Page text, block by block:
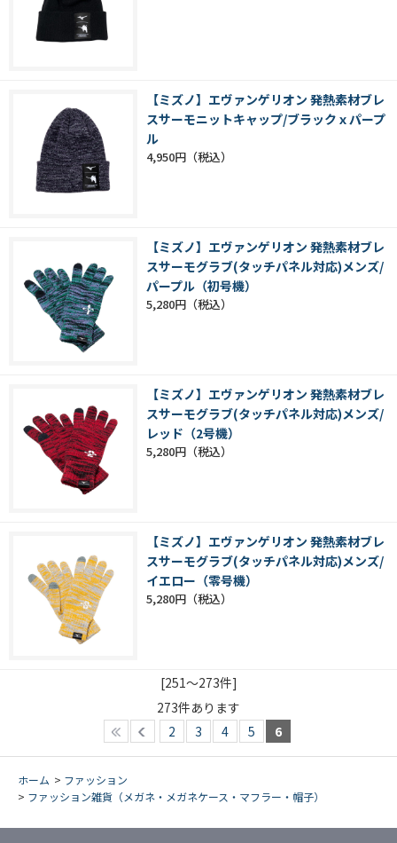
【ミズノ】エヴァンゲリオン 発熱素材ブレ
スサーモニットキャップ/ブラックｘパープ
ル
4,950円
【ミズノ】エヴァンゲリオン 発熱素材ブレ
スサーモグラブ(タッチパネル対応)メンズ/
パープル（初号機）
5,280円
【ミズノ】エヴァンゲリオン 発熱素材ブレ
スサーモグラブ(タッチパネル対応)メンズ/
レッド（2号機）
5,280円
【ミズノ】エヴァンゲリオン 発熱素材ブレ
スサーモグラブ(タッチパネル対応)メンズ/
イエロー（零号機）
5,280円
[251～273件]
273件あります
2
3 4 5 6
ホーム > ファッション
> ファッション雑貨（メガネ・メガネケース・マフラー・帽子）